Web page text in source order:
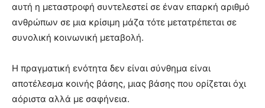
αυτή η μεταστροφή συντελεστεί σε έναν επαρκή αριθμό
ανθρώπων σε μια κρίσιμη μάζα τότε μετατρέπεται σε
συνολική κοινωνική μεταβολή.
Η πραγματική ενότητα δεν είναι σύνθημα είναι
αποτέλεσμα κοινής βάσης, μιας βάσης που ορίζεται όχι
αόριστα αλλά με σαφήνεια.